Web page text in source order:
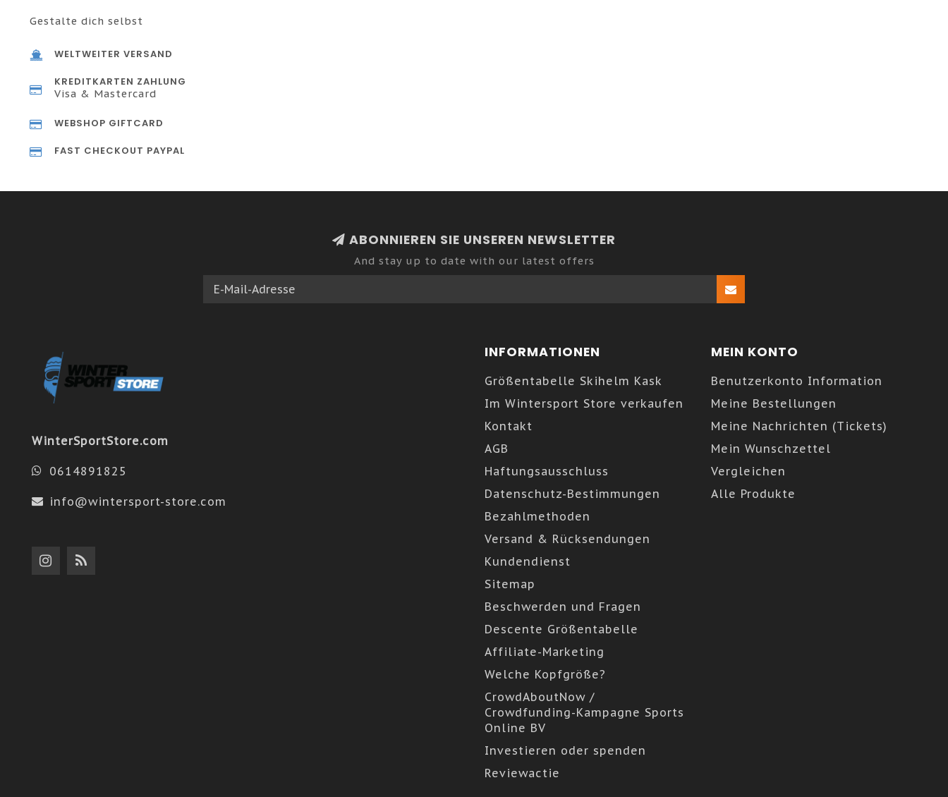
Gestalte dich selbst
WELTWEITER VERSAND
KREDITKARTEN ZAHLUNG
Visa & Mastercard
WEBSHOP GIFTCARD
FAST CHECKOUT PAYPAL
ABONNIEREN SIE UNSEREN NEWSLETTER
And stay up to date with our latest offers
WinterSportStore.com
0614891825
info@wintersport-store.com
INFORMATIONEN
Größentabelle Skihelm Kask
Im Wintersport Store verkaufen
Kontakt
AGB
Haftungsausschluss
Datenschutz-Bestimmungen
Bezahlmethoden
Versand & Rücksendungen
Kundendienst
Sitemap
Beschwerden und Fragen
Descente Größentabelle
Affiliate-Marketing
Welche Kopfgröße?
CrowdAboutNow /
Crowdfunding-Kampagne Sports
Online BV
Investieren oder spenden
Reviewactie
MEIN KONTO
Benutzerkonto Information
Meine Bestellungen
Meine Nachrichten (Tickets)
Mein Wunschzettel
Vergleichen
Alle Produkte